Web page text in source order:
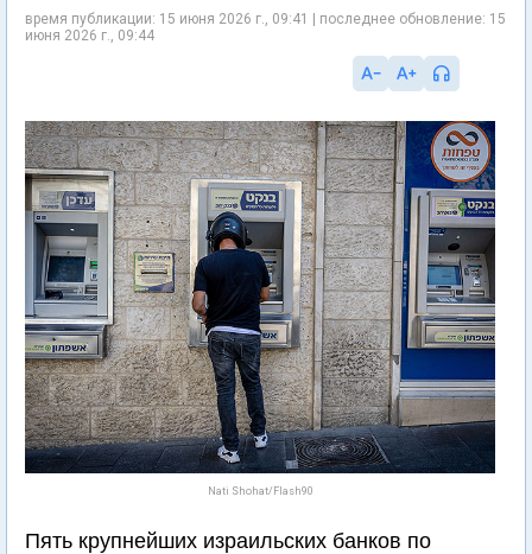
время публикации: 15 июня 2026 г., 09:41 | последнее обновление: 15
июня 2026 г., 09:44
Nati Shohat/Flash90
Пять крупнейших израильских банков по